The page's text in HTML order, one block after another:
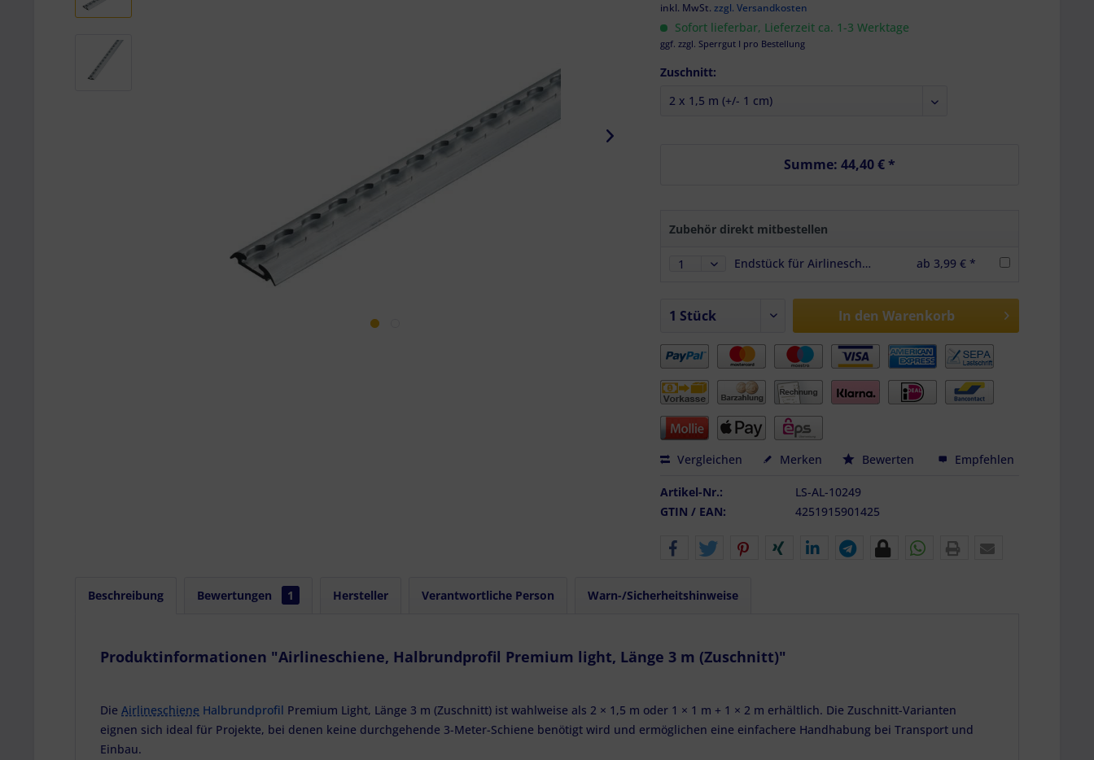
inkl. MwSt.zzgl. Versandkosten
Sofort lieferbar, Lieferzeit ca. 1-3 Werktage
ggf. zzgl. Sperrgut I pro Bestellung
Zuschnitt:
Summe:44,40 €*
Zubehör direkt mitbestellen
Endstück für Airlineschienen Halbrundprofil Premium light, Farbe schwarz ab 3,99 € *
In den Warenkorb
Vergleichen Merken Bewerten Empfehlen
Artikel-Nr.:
LS-AL-10249
GTIN / EAN:
4251915901425
Beschreibung Bewertungen 1 Hersteller Verantwortliche Person Warn-/Sicherheitshinweise
Produktinformationen "Airlineschiene, Halbrundprofil Premium light, Länge 3 m (Zuschnitt)"
Die Airlineschiene Halbrundprofil Premium Light, Länge 3 m (Zuschnitt) ist wahlweise als 2 × 1,5 m oder 1 × 1 m + 1 × 2 m erhältlich. Die Zuschnitt-Varianten
eignen sich ideal für Projekte, bei denen keine durchgehende 3-Meter-Schiene benötigt wird und ermöglichen eine einfachere Handhabung bei Transport und
Einbau.